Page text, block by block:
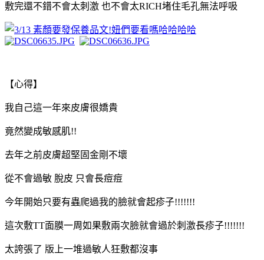
敷完還不錯不會太刺激 也不會太RICH堵住毛孔無法呼吸
【心得】
我自己這一年來皮膚很嬌貴
竟然變成敏感肌!!
去年之前皮膚超堅固金剛不壞
從不會過敏 脫皮 只會長痘痘
今年開始只要有蟲爬過我的臉就會起疹子!!!!!!!
這次敷TT面膜一周如果敷兩次臉就會過於刺激長疹子!!!!!!!
太誇張了 版上一堆過敏人狂敷都沒事